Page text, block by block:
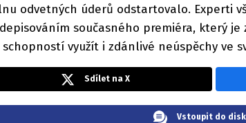
odvetných úderů odstartovalo. Experti
současného premiéra, který
schopností využít i zdánlivé neúspěchy ve
Sdílet na X
Vstoupit do